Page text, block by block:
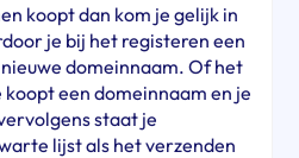
koopt dan kom je gelijk in
je bij het registeren een
domeinnaam. Of het
een domeinnaam en je
staat je
lijst als het verzenden